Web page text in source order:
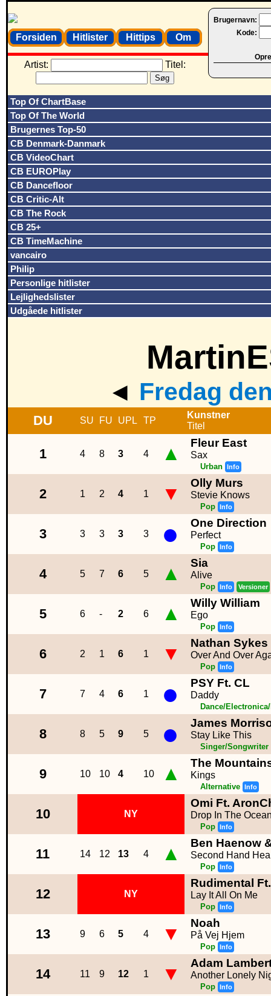
Brugernavn:
Kode:
Forsiden Hitlister Hittips Om
Artist: Titel:
Top Of ChartBase
Top Of The World
Brugernes Top-50
CB Denmark-Danmark
CB VideoChart
CB EUROPlay
CB Dancefloor
CB Critic-Alt
CB The Rock
CB 25+
CB TimeMachine
vancairo
Philip
Personlige hitlister
Lejlighedslister
Udgåede hitlister
◄ Fredag
DU SU FU UPL TP
Kunstner
Titel
1 4 8 3 4 ▲ Fleur East
Sax
Urban Info
2 1 2 4 1 ▼ Olly Murs
Stevie Knows
Pop Info
3 3 3 3 3 ● One Direction
Perfect
Pop Info
4 5 7 6 5 ▲ Sia
Alive
Pop Info Versioner
5 6 - 2 6 ▲ Willy William
Ego
Pop Info
6 2 1 6 1 ▼ Nathan Sykes
Over And Over
Pop Info
7 7 4 6 1 ● PSY Ft. CL
Daddy
Dance/
8 8 5 9 5 ● James
Stay Like This
Singer/Songwriter
9 10 10 4 10 ▲ The
Kings
Alternative Info
10 NY
Omi Ft.
Drop In The
Pop Info
11 14 12 13 4 ▲ Ben Haenow
Second Hand
Pop Info
12 NY
Rudimental
Lay It All On Me
Pop Info
13 9 6 5 4 ▼ Noah
På Vej Hjem
Pop Info
14 11 9 12 1 ▼ Adam
Another Lonely
Pop Info